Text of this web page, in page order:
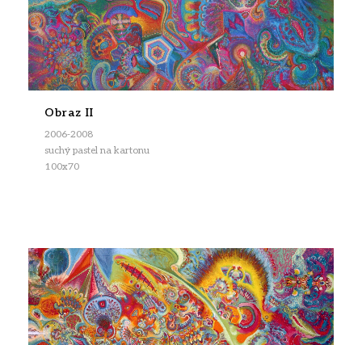
Obraz II
2006-2008
suchý pastel na kartonu
100x70